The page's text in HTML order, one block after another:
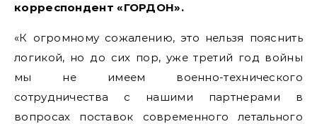
корреспондент «ГОРДОН».
«К огромному сожалению, это нельзя пояснить
логикой, но до сих пор, уже третий год войны
мы не имеем военно-технического
сотрудничества с нашими партнерами в
вопросах поставок современного летального